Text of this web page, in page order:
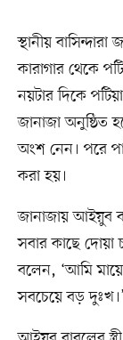
স্থানীয়
কারাগার থেকে
নয়টার দিকে
জানাজা অনুষ্ঠিত
অংশ নেন। পরে
করা হয়।
জানাজায় আইয়ুব
সবার কাছে দোয়া
বলেন, ‘আমি
সবচেয়ে বড় দুঃখ।’